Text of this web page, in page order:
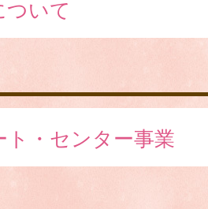
いて
・センター事業